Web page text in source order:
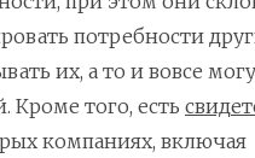
потребности
их, а то и вовсе
Кроме того, есть
компаниях, включая